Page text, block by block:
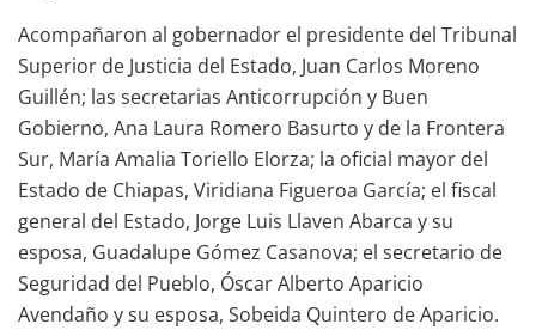
Acompañaron al gobernador el presidente del Tribunal
Superior de Justicia del Estado, Juan Carlos Moreno
Guillén; las secretarias Anticorrupción y Buen
Gobierno, Ana Laura Romero Basurto y de la Frontera
Sur, María Amalia Toriello Elorza; la oficial mayor del
Estado de Chiapas, Viridiana Figueroa García; el fiscal
general del Estado, Jorge Luis Llaven Abarca y su
esposa, Guadalupe Gómez Casanova; el secretario de
Seguridad del Pueblo, Óscar Alberto Aparicio
Avendaño y su esposa, Sobeida Quintero de Aparicio.